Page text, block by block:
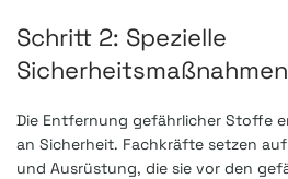
Schritt 2: Spezielle
Sicherheitsmaßnahmen
Die Entfernung gefährlicher Stoffe
an Sicherheit. Fachkräfte setzen
und Ausrüstung, die sie vor den